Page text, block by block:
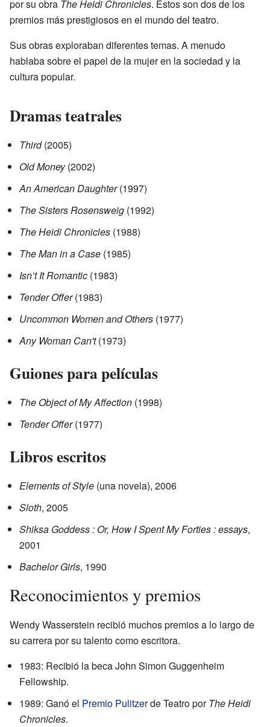
por su obra The Heidi Chronicles. Estos son dos de los
premios más prestigiosos en el mundo del teatro.
Sus obras exploraban diferentes temas. A menudo
hablaba sobre el papel de la mujer en la sociedad y la
cultura popular.
Dramas teatrales
Third(2005)
Old Money(2002)
An American Daughter(1997)
The Sisters Rosensweig (1992)
The Heidi Chronicles (1988)
The Man in a Case (1985)
Isn’t It Romantic (1983)
Tender Offer(1983)
Uncommon Women and Others (1977)
Any Woman Can't(1973)
Guiones para películas
The Object of My Affection (1998)
Tender Offer(1977)
Libros escritos
Elements of Style (una novela), 2006
Sloth, 2005
Shiksa Goddess : Or, How I Spent My Forties : essays,
2001
Bachelor Girls, 1990
Reconocimientos y premios
Wendy Wasserstein recibió muchos premios a lo largo de
su carrera por su talento como escritora.
1983: Recibió la beca John Simon Guggenheim
Fellowship.
1989: Ganó el Premio Pulitzerde Teatro porThe Heidi
Chronicles.